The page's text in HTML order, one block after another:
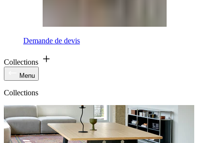
Demande de devis
Collections
Menu
Collections